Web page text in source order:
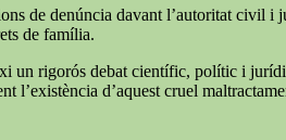
de denúncia davant l’autoritat civil
de família.
un rigorós debat científic, polític i
d’aquest cruel